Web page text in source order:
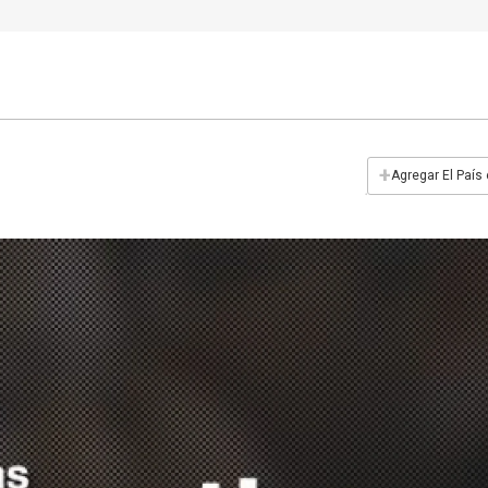
+Agregar El País